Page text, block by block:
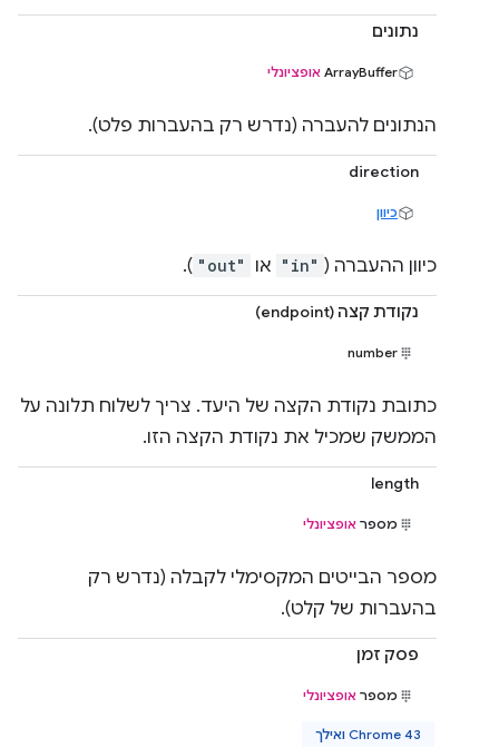
נתונים
‫ArrayBuffer אופציונלי
הנתונים להעברה (נדרש רק בהעברות פלט).
direction
כיוון
כיוון ההעברה ( "in" או "out"
).
נקודת קצה (endpoint)
number
כתובת נקודת הקצה של היעד. צריך לשלוח תלונה על
הממשק שמכיל את נקודת הקצה הזו.
length
מספר אופציונלי
מספר הבייטים המקסימלי לקבלה (נדרש רק
בהעברות של קלט).
פסק זמן
מספר אופציונלי
Chrome 43 ואילך